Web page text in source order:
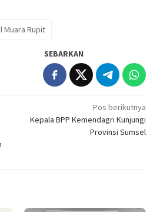
Muara Rupit
SEBARKAN
Pos berikutnya
Kepala BPP Kemendagri Kunjungi
Provinsi Sumsel